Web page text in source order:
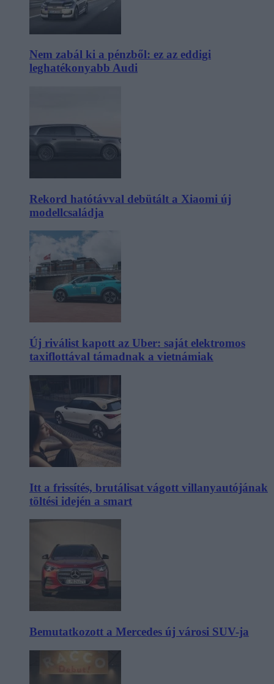
Nem zabál ki a pénzből: ez az eddigi
leghatékonyabb Audi
Rekord hatótávval debütált a Xiaomi új
modellcsaládja
Új riválist kapott az Uber: saját elektromos
taxiflottával támadnak a vietnámiak
Itt a frissítés, brutálisat vágott villanyautójának
töltési idején a smart
Bemutatkozott a Mercedes új városi SUV-ja